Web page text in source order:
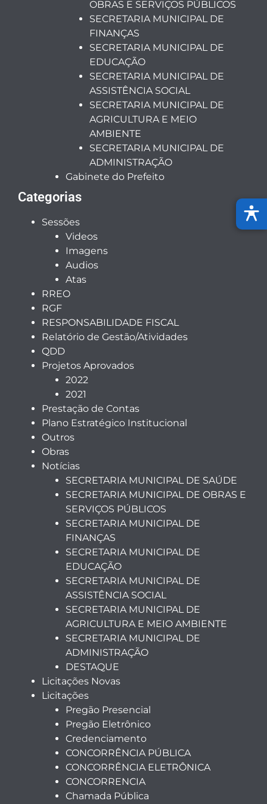
OBRAS E SERVIÇOS PÚBLICOS
SECRETARIA MUNICIPAL DE
FINANÇAS
SECRETARIA MUNICIPAL DE
EDUCAÇÃO
SECRETARIA MUNICIPAL DE
ASSISTÊNCIA SOCIAL
SECRETARIA MUNICIPAL DE
AGRICULTURA E MEIO
AMBIENTE
SECRETARIA MUNICIPAL DE
ADMINISTRAÇÃO
Gabinete do Prefeito
Categorias
Sessões
Videos
Imagens
Audios
Atas
RREO
RGF
RESPONSABILIDADE FISCAL
Relatório de Gestão/Atividades
QDD
Projetos Aprovados
2022
2021
Prestação de Contas
Plano Estratégico Institucional
Outros
Obras
Notícias
SECRETARIA MUNICIPAL DE SAÚDE
SECRETARIA MUNICIPAL DE OBRAS E
SERVIÇOS PÚBLICOS
SECRETARIA MUNICIPAL DE
FINANÇAS
SECRETARIA MUNICIPAL DE
EDUCAÇÃO
SECRETARIA MUNICIPAL DE
ASSISTÊNCIA SOCIAL
SECRETARIA MUNICIPAL DE
AGRICULTURA E MEIO AMBIENTE
SECRETARIA MUNICIPAL DE
ADMINISTRAÇÃO
DESTAQUE
Licitações Novas
Licitações
Pregão Presencial
Pregão Eletrônico
Credenciamento
CONCORRÊNCIA PÚBLICA
CONCORRÊNCIA ELETRÔNICA
CONCORRENCIA
Chamada Pública